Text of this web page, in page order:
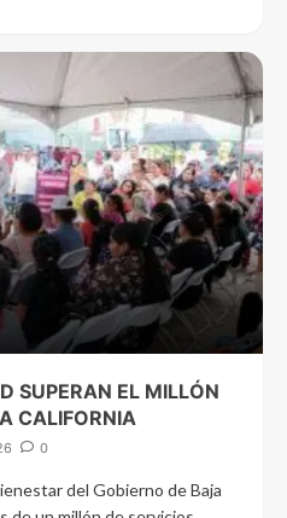
SUPERAN EL MILLÓN
CALIFORNIA
0
del Gobierno de Baja